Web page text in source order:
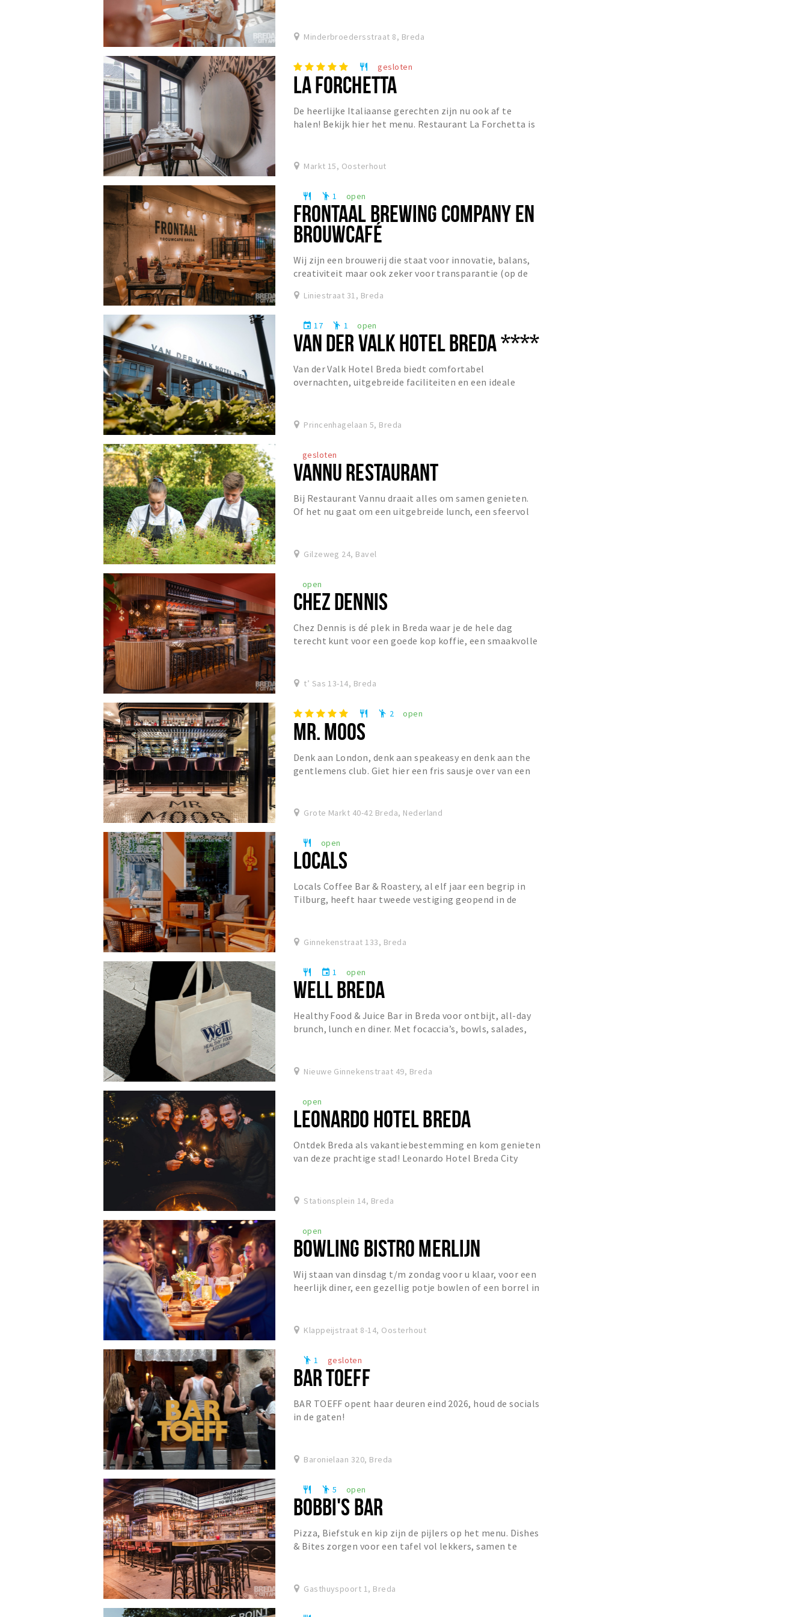
Minderbroedersstraat 8, Breda
restaurant gesloten
LA FORCHETTA
De heerlijke Italiaanse gerechten zijn nu ook af te
halen! Bekijk hier het menu. Restaurant La Forchetta is
Markt 15, Oosterhout
restaurant emoji_people 1 open
FRONTAAL BREWING COMPANY EN
BROUWCAFÉ
Wij zijn een brouwerij die staat voor innovatie, balans,
creativiteit maar ook zeker voor transparantie (op de
Liniestraat 31, Breda
event 17 emoji_people 1 open
VAN DER VALK HOTEL BREDA ****
Van der Valk Hotel Breda biedt comfortabel
overnachten, uitgebreide faciliteiten en een ideale
Princenhagelaan 5, Breda
gesloten
VANNU RESTAURANT
Bij Restaurant Vannu draait alles om samen genieten.
Of het nu gaat om een uitgebreide lunch, een sfeervol
Gilzeweg 24, Bavel
open
CHEZ DENNIS
Chez Dennis is dé plek in Breda waar je de hele dag
terecht kunt voor een goede kop koffie, een smaakvolle
t’ Sas 13-14, Breda
restaurant emoji_people 2 open
MR. MOOS
Denk aan London, denk aan speakeasy en denk aan the
gentlemens club. Giet hier een fris sausje over van een
Grote Markt 40-42 Breda, Nederland
restaurant open
LOCALS
Locals Coffee Bar & Roastery, al elf jaar een begrip in
Tilburg, heeft haar tweede vestiging geopend in de
Ginnekenstraat 133, Breda
restaurant event 1 open
WELL BREDA
Healthy Food & Juice Bar in Breda voor ontbijt, all-day
brunch, lunch en diner. Met focaccia’s, bowls, salades,
Nieuwe Ginnekenstraat 49, Breda
open
LEONARDO HOTEL BREDA
Ontdek Breda als vakantiebestemming en kom genieten
van deze prachtige stad! Leonardo Hotel Breda City
Stationsplein 14, Breda
open
BOWLING BISTRO MERLIJN
Wij staan van dinsdag t/m zondag voor u klaar, voor een
heerlijk diner, een gezellig potje bowlen of een borrel in
Klappeijstraat 8-14, Oosterhout
emoji_people 1 gesloten
BAR TOEFF
BAR TOEFF opent haar deuren eind 2026, houd de socials
in de gaten!
Baronielaan 320, Breda
restaurant emoji_people 5 open
BOBBI'S BAR
Pizza, Biefstuk en kip zijn de pijlers op het menu. Dishes
& Bites zorgen voor een tafel vol lekkers, samen te
Gasthuyspoort 1, Breda